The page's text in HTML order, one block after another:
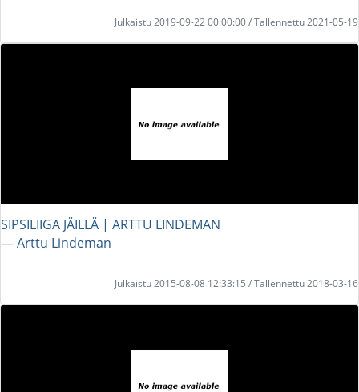
Julkaistu 2019-09-22 00:00:00 / Tallennettu 2021-05-19
SIPSILIIGA JÄILLÄ | ARTTU LINDEMAN
― Arttu Lindeman
Julkaistu 2015-08-08 12:33:15 / Tallennettu 2018-03-16